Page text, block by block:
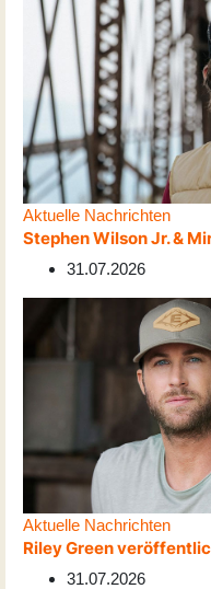
Aktuelle Nachrichten
Stephen Wilson Jr. &
31.07.2026
Aktuelle Nachrichten
Riley Green
31.07.2026